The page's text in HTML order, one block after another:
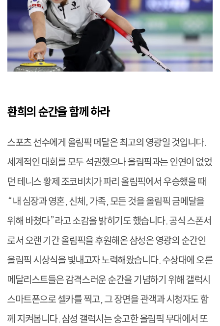
환희의 순간을 함께 하라
스포츠 선수에게 올림픽 메달은 최고의 영광일 것입니다.
세계적인 대회를 모두 석권했으나 올림픽과는 인연이 없었
던 테니스 황제 조코비치가 파리 올림픽에서 우승했을 때
“내 심장과 영혼, 신체, 가족, 모든 것을 올림픽 금메달을
위해 바쳤다”라고 소감을 밝히기도 했습니다. 공식 스폰서
로서 오랜 기간 올림픽을 후원해온 삼성은 영광의 순간인
올림픽 시상식을 빛내고자 노력해왔습니다. 수상대에 오른
메달리스트들은 감격스러운 순간을 기념하기 위해 갤럭시
스마트폰으로 셀카를 찍고, 그 장면을 관객과 시청자도 함
께 지켜봅니다. 삼성 갤럭시는 숭고한 올림픽 무대에서 또